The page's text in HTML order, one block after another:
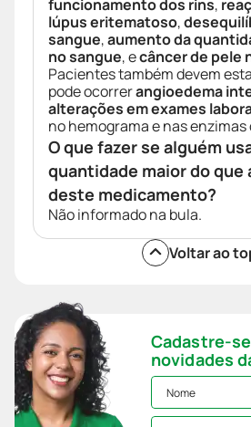
funcionamento dos rins,
lúpus eritematoso,
sangue,aumento da
no sangue, ecâncer de pele
Pacientes também devem
pode ocorrerangioedema
alterações em exames
no hemograma e nas enzimas
O que fazer se alguém
quantidade maior do que
deste medicamento?
Não informado na bula.
Voltar ao
Cadastre-
novidades